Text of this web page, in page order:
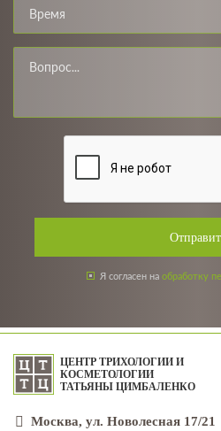
Время
Я согласен на обработку
ЦЕНТР ТРИХОЛОГИИ И
КОСМЕТОЛОГИИ
ТАТЬЯНЫ ЦИМБАЛЕНКО
Москва, ул. Новолесная 17/21